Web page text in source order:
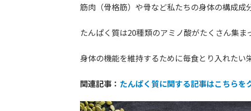
筋肉（骨格筋）や骨など私たちの身体の構成成
たんぱく質は20種類のアミノ酸がたくさん集ま
身体の機能を維持するために毎食とり入れたい
関連記事： たんぱく質に関する記事はこちらを